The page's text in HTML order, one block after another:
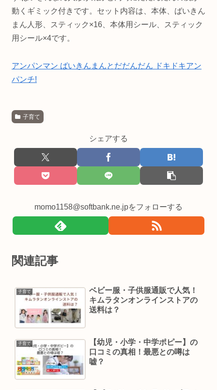
動くギミック付きです。セット内容は、本体、ばいきん
まん人形、スティック×16、本体用シール、スティック
用シール×4です。
アンパンマン ばいきんまんとだだんだん ドキドキアン
パンチ!
子育て
シェアする
momo1158@softbank.ne.jpをフォローする
関連記事
子育て
ベビー服・子供服通販で人気！
キムラタンオンラインストアの
送料は？
子育て
【幼児・小学・中学ポピー】の
口コミの真相！最悪との噂は
嘘？